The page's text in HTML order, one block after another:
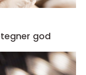
god